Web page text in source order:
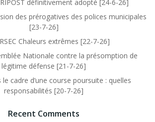
définitivement adopté [24-6-26]
des prérogatives des polices municipales
[23-7-26]
Chaleurs extrêmes [22-7-26]
Nationale contre la présomption de
légitime défense [21-7-26]
cadre d’une course poursuite : quelles
responsabilités [20-7-26]
Recent Comments